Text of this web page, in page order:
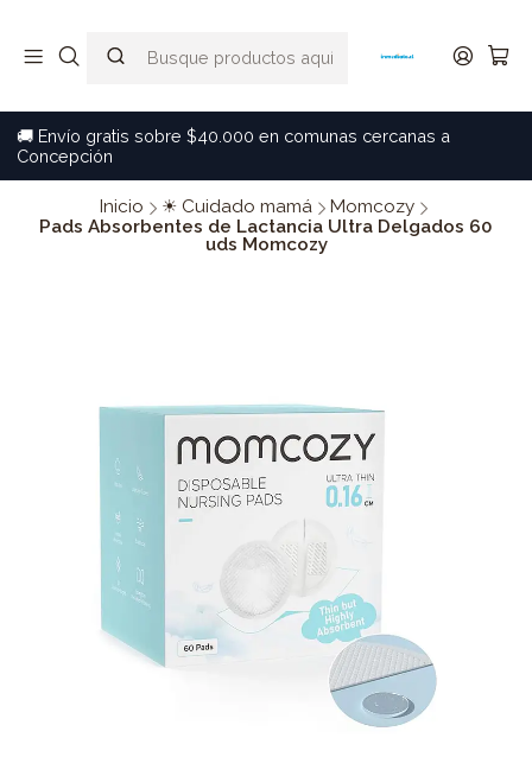
🚚 Envío gratis sobre $40.000 en comunas cercanas a
Concepción
Inicio ☀ Cuidado mamá
Momcozy
Pads Absorbentes de Lactancia Ultra Delgados 60
uds Momcozy